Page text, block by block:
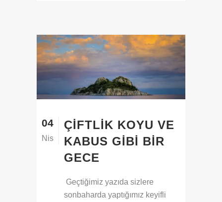
04
Nis
ÇIFTLIK KOYU VE
KABUS GIBI BIR
GECE
Geçtiğimiz yazıda sizlere
sonbaharda yaptığımız keyifli